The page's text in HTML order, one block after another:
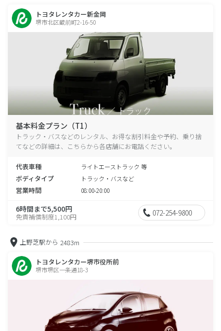
トヨタレンタカー新金岡
堺市北区蔵前町2-16-50
基本料金プラン（T1）
トラック・バスなどのレンタル、お得な割引料金や予約、乗り捨
てなどの詳細は、こちらから各店舗にお電話ください。
代表車種 ライトエーストラック 等
ボディタイプ トラック・バスなど
営業時間 08:00-20:00
6時間まで5,500円
免責補償制度1,100円 072-254-9800
上野芝駅から 2483m
トヨタレンタカー堺市役所前
堺市堺区一条通18-3